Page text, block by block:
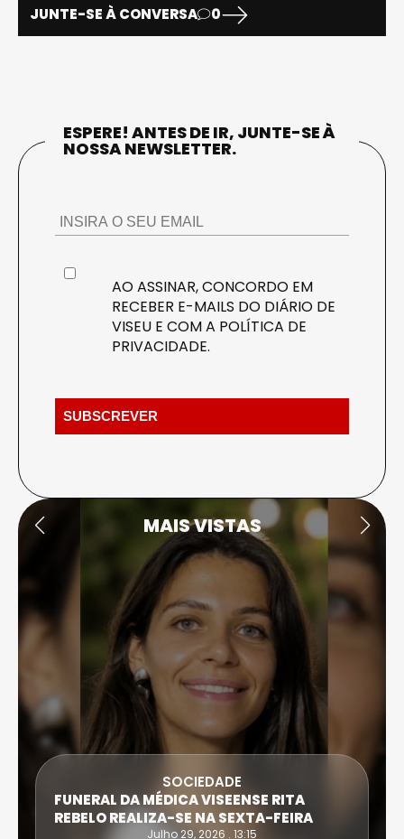
JUNTE-SE À CONVERSA 0
ESPERE! ANTES DE IR, JUNTE-SE À
NOSSA NEWSLETTER.
AO ASSINAR, CONCORDO EM
RECEBER E-MAILS DO DIÁRIO DE
VISEU E COM A POLÍTICA DE
PRIVACIDADE.
MAIS VISTAS
ATLETA DE CASTRO DAIRE SUPERA PROVA
EXTREMA DO TRIATLO E TORNA-SE
IRONWOMAN
Julho 28, 2026 . 16:14